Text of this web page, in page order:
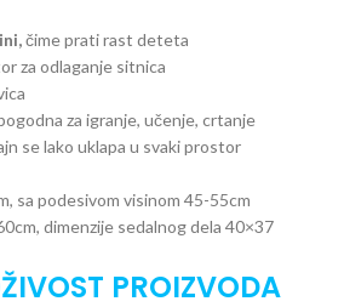
čime prati rast deteta
za odlaganje sitnica
za igranje, učenje, crtanje
se lako uklapa u svaki prostor
sa podesivom visinom 45-55cm
dimenzije sedalnog dela 40×37
PROIZVODA